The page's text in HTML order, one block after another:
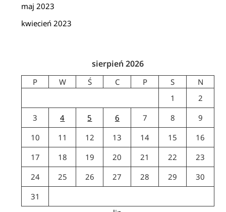
maj 2023
kwiecień 2023
sierpień 2026
P W Ś C P S
N
1
2
3
4 5 6 7 8
9
10
11 12 13 14 15
16
17
18 19 20 21 22
23
24
25 26 27 28 29
30
31